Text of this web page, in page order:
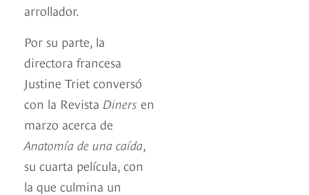
arrollador.
Por su parte, la
directora francesa
Justine Triet conversó
con la Revista Diners en
marzo acerca de
Anatomía de una caída
su cuarta película, con
la que culmina un